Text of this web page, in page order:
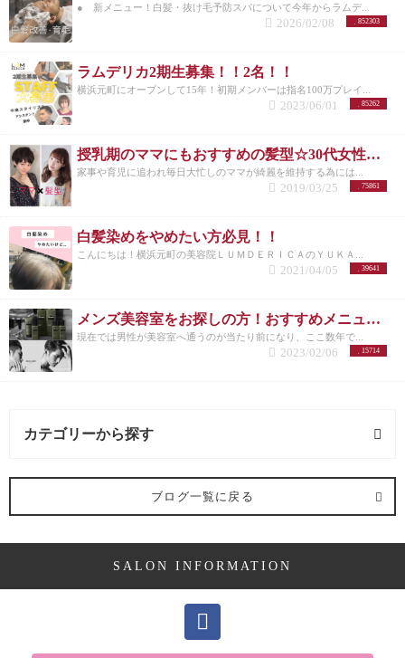
● 新メニュー！白髪・抜け毛予防スパについて今年からラムデ...
852303
2026/02/08
ラムデリカ2期生募集！！2名！！
横浜元町にオープンして15年！初期メンバーは指名100万プレイ...
85262
2023/06/01
授乳期のママにもおすすめの髪型☆30代女性を若く見せるスタイル特集☆
家事や育児に追われ毎日大忙しのママが綺麗を維持する為には...
75861
2019/03/25
白髪染めをやめたい方必見！！
こんにちは！横浜元町の美容院ＬＵＭＤＥＲＩＣＡのＹＵＫＡ...
39641
2021/04/05
メンズ美容室をお探しの方！おすすめメニューまとめ
現在では男性が美容室へ通うのが当たり前になり、ここ数年で...
15714
2023/02/06
カテゴリーから探す
求人 (2記事)
ママ向け (10記事)
ブログ一覧に戻る
SALON INFORMATION